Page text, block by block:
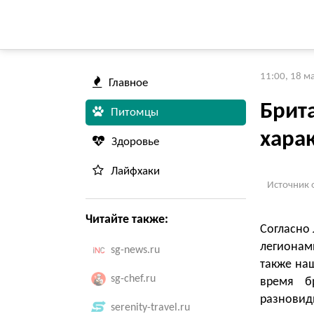
Главное
Питомцы
Здоровье
Лайфхаки
Читайте также:
sg-news.ru
sg-chef.ru
serenity-travel.ru
11:00, 18
Источник
также
время